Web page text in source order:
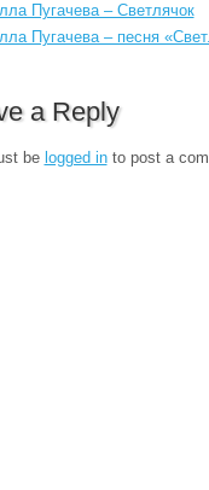
Пугачева – Светлячок
Пугачева – песня
a Reply
be logged into post a